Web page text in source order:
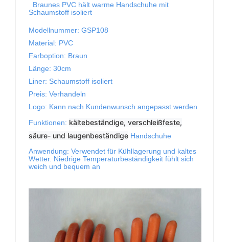
Braunes PVC hält warme Handschuhe mit
Schaumstoff isoliert
Modellnummer: GSP108
Material: PVC
Farboption: Braun
Länge: 30cm
Liner: Schaumstoff isoliert
Preis: Verhandeln
Logo: Kann nach Kundenwunsch angepasst werden
Funktionen: kältebeständige, verschleißfeste,
säure- und laugenbeständige Handschuhe
Anwendung: Verwendet für Kühllagerung und kaltes
Wetter. Niedrige Temperaturbeständigkeit fühlt sich
weich und bequem an